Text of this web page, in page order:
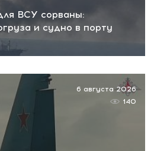
ВСУ сорваны:
и судно в порту
6 августа 2026
140